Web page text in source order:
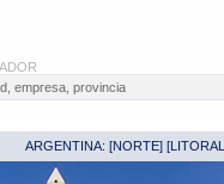
ARGENTINA: [NORTE] [LITORAL